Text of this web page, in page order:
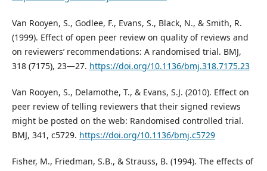
Van Rooyen, S., Godlee, F., Evans, S., Black, N., & Smith, R.
(1999). Effect of open peer review on quality of reviews and
on reviewers’ recommendations: A randomised trial. BMJ,
318 (7175), 23—27. https://doi.org/10.1136/bmj.318.7175.23
Van Rooyen, S., Delamothe, T., & Evans, S.J. (2010). Effect on
peer review of telling reviewers that their signed reviews
might be posted on the web: Randomised controlled trial.
BMJ, 341, c5729. https://doi.org/10.1136/bmj.c5729
Fisher, M., Friedman, S.B., & Strauss, B. (1994). The effects of